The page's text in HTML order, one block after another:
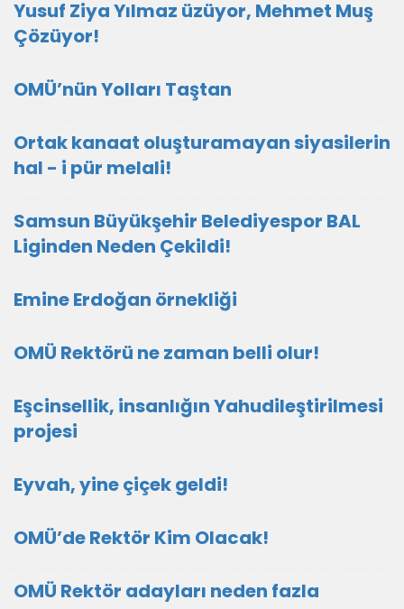
Yusuf Ziya Yılmaz üzüyor, Mehmet Muş
Çözüyor!
OMÜ’nün Yolları Taştan
Ortak kanaat oluşturamayan siyasilerin
hal - i pür melali!
Samsun Büyükşehir Belediyespor BAL
Liginden Neden Çekildi!
Emine Erdoğan örnekliği
OMÜ Rektörü ne zaman belli olur!
Eşcinsellik, insanlığın Yahudileştirilmesi
projesi
Eyvah, yine çiçek geldi!
OMÜ’de Rektör Kim Olacak!
OMÜ Rektör adayları neden fazla